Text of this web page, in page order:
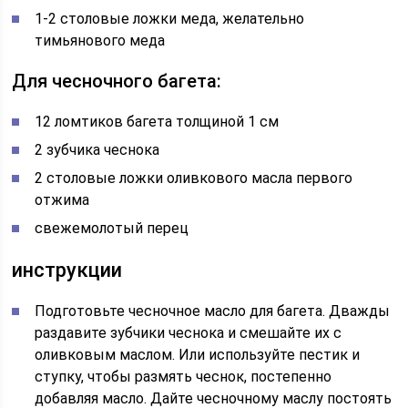
1-2 столовые ложки меда, желательно
тимьянового меда
Для чесночного багета:
12 ломтиков багета толщиной 1 см
2 зубчика чеснока
2 столовые ложки оливкового масла первого
отжима
свежемолотый перец
инструкции
Подготовьте чесночное масло для багета. Дважды
раздавите зубчики чеснока и смешайте их с
оливковым маслом. Или используйте пестик и
ступку, чтобы размять чеснок, постепенно
добавляя масло. Дайте чесночному маслу постоять